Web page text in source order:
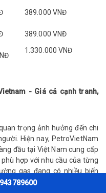
389.000 VNĐ
389.000 VNĐ
1.330.000 VNĐ
- Giá cả cạnh tranh,
trọng ảnh hưởng đến chi
Hiện nay, PetroVietNam
đầu tại Việt Nam cung cấp
hợp với nhu cầu của từng
gas đang có nhiều biến
thường xuyên là rất